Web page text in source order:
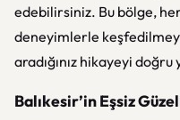
edebilirsiniz. Bu bölge,
deneyimlerle
aradığınız hikayeyi
Balıkesir’in Eşsiz